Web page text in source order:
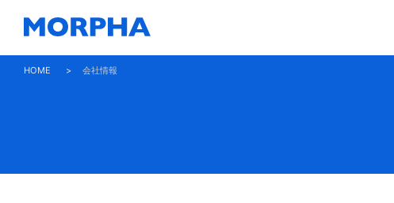
HOME > 会社情報